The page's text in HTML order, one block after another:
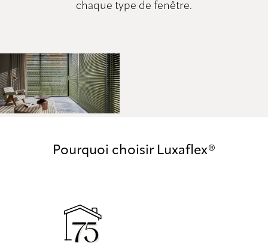
chaque type de fenêtre.
Pourquoi choisir Luxaflex®